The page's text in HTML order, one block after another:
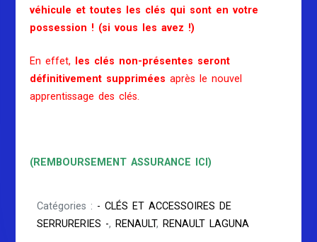
véhicule et toutes les clés qui sont en votre
possession ! (si vous les avez !)
En effet, les clés non-présentes seront
définitivement supprimées après le nouvel
apprentissage des clés.
(REMBOURSEMENT ASSURANCE ICI)
Catégories : - CLÉS ET ACCESSOIRES DE
SERRURERIES -, RENAULT, RENAULT LAGUNA